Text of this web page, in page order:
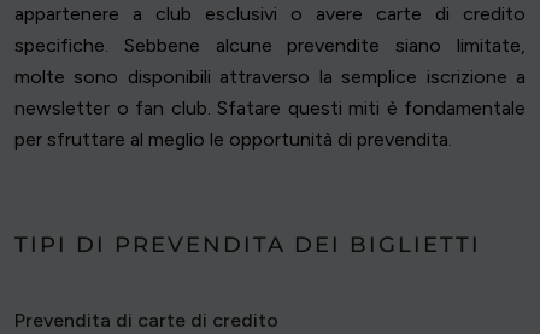
appartenere a club esclusivi o avere carte di credito
specifiche. Sebbene alcune prevendite siano limitate,
molte sono disponibili attraverso la semplice iscrizione a
newsletter o fan club. Sfatare questi miti è fondamentale
per sfruttare al meglio le opportunità di prevendita.
TIPI DI PREVENDITA DEI BIGLIETTI
Prevendita di carte di credito